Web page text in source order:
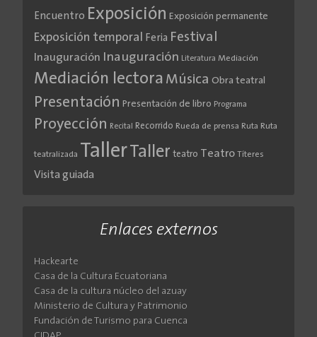
Encuentro Exposición Exposición permanente
Exposición temporal Feria Festival
Inauguración Inauguración Literatura Mediación
Mediación lectora Música Obra teatral
Presentación Presentación de libro Programa
Proyección Recital Recorrido Rueda de prensa Ruta Ruta
teatralizada Taller Taller teatro Teatro Títeres
Visita guiada
Enlaces externos
Hackearte
Casa de la Cultura Ecuatoriana
Casa de la cultura núcleo del azuay
Ministerio de Cultura y Patrimonio
Fundación de Turismo para Cuenca